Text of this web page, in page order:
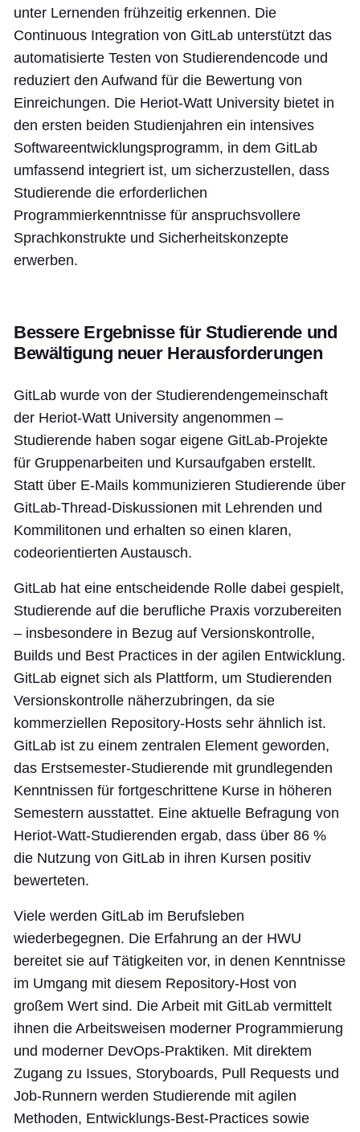
unter Lernenden frühzeitig erkennen. Die
Continuous Integration von GitLab unterstützt das
automatisierte Testen von Studierendencode und
reduziert den Aufwand für die Bewertung von
Einreichungen. Die Heriot-Watt University bietet in
den ersten beiden Studienjahren ein intensives
Softwareentwicklungsprogramm, in dem GitLab
umfassend integriert ist, um sicherzustellen, dass
Studierende die erforderlichen
Programmierkenntnisse für anspruchsvollere
Sprachkonstrukte und Sicherheitskonzepte
erwerben.
Bessere Ergebnisse für Studierende und
Bewältigung neuer Herausforderungen
GitLab wurde von der Studierendengemeinschaft
der Heriot-Watt University angenommen –
Studierende haben sogar eigene GitLab-Projekte
für Gruppenarbeiten und Kursaufgaben erstellt.
Statt über E-Mails kommunizieren Studierende über
GitLab-Thread-Diskussionen mit Lehrenden und
Kommilitonen und erhalten so einen klaren,
codeorientierten Austausch.
GitLab hat eine entscheidende Rolle dabei gespielt,
Studierende auf die berufliche Praxis vorzubereiten
– insbesondere in Bezug auf Versionskontrolle,
Builds und Best Practices in der agilen Entwicklung.
GitLab eignet sich als Plattform, um Studierenden
Versionskontrolle näherzubringen, da sie
kommerziellen Repository-Hosts sehr ähnlich ist.
GitLab ist zu einem zentralen Element geworden,
das Erstsemester-Studierende mit grundlegenden
Kenntnissen für fortgeschrittene Kurse in höheren
Semestern ausstattet. Eine aktuelle Befragung von
Heriot-Watt-Studierenden ergab, dass über 86 %
die Nutzung von GitLab in ihren Kursen positiv
bewerteten.
Viele werden GitLab im Berufsleben
wiederbegegnen. Die Erfahrung an der HWU
bereitet sie auf Tätigkeiten vor, in denen Kenntnisse
im Umgang mit diesem Repository-Host von
großem Wert sind. Die Arbeit mit GitLab vermittelt
ihnen die Arbeitsweisen moderner Programmierung
und moderner DevOps-Praktiken. Mit direktem
Zugang zu Issues, Storyboards, Pull Requests und
Job-Runnern werden Studierende mit agilen
Methoden, Entwicklungs-Best-Practices sowie